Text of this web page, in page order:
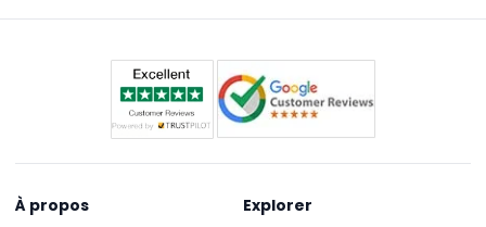
réservation en ligne.
À propos Explorer